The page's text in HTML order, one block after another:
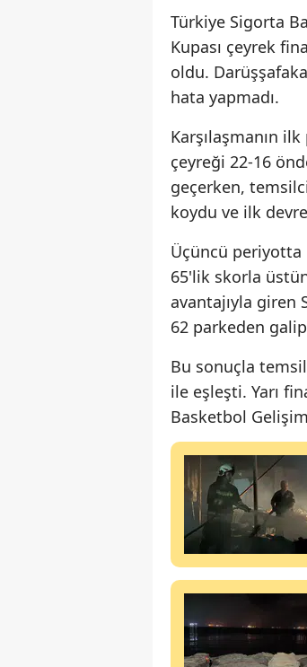
Türkiye Sigorta
Kupası çeyrek
oldu.
hata yapmadı.
Karşılaşmanın
çeyreği 22-16
geçerken,
koydu ve ilk
Üçüncü periyotta
65'lik skorla
avantajıyla giren
62 parkeden galip
Bu sonuçla
ile eşleşti. Yarı
Basketbol